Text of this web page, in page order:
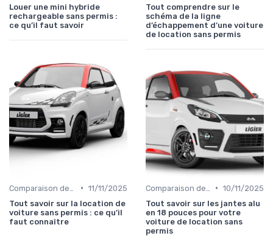
Louer une mini hybride
rechargeable sans permis :
ce qu’il faut savoir
Tout comprendre sur le
schéma de la ligne
d’échappement d’une voiture
de location sans permis
• 11/11/2025
Tout savoir sur la location de
voiture sans permis : ce qu’il
faut connaître
• 10/11/2025
Tout savoir sur les jantes alu
en 18 pouces pour votre
voiture de location sans
permis